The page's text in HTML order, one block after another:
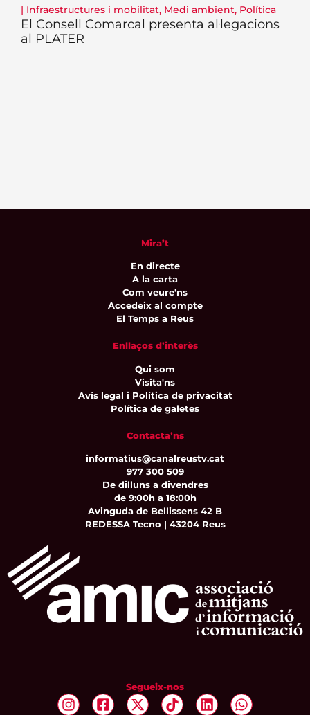
| Infraestructures i mobilitat, Medi ambient, Política
El Consell Comarcal presenta al·legacions
al PLATER
Mira’t
En directe
A la carta
Com veure'ns
Accedeix al compte
El Temps a Reus
Enllaços d’interès
Qui som
Visita'ns
Avís legal i Política de privacitat
Política de galetes
Contacta’ns
informatius@canalreustv.cat
977 300 509
De dilluns a divendres
de 9:00h a 18:00h
Avinguda de Bellissens 42 B
REDESSA Tecno | 43204 Reus
Segueix-nos